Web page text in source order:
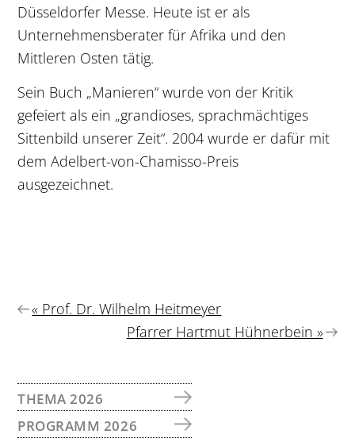
Düsseldorfer Messe. Heute ist er als
Unternehmensberater für Afrika und den
Mittleren Osten tätig.
Sein Buch „Manieren“ wurde von der Kritik
gefeiert als ein „grandioses, sprachmächtiges
Sittenbild unserer Zeit“. 2004 wurde er dafür mit
dem Adelbert-von-Chamisso-Preis
ausgezeichnet.
Vorheriger
« Prof. Dr. Wilhelm Heitmeyer
Nächster
Pfarrer Hartmut Hühnerbein »
SEITENSPALTE
THEMA 2026
PROGRAMM 2026